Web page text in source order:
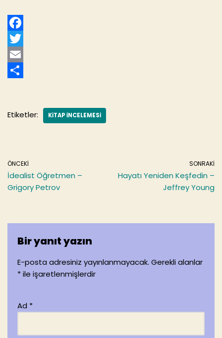
F
a
c
o
T
w
t
E
ia
Etiketler: KITAP INCELEMESI
ÖNCEKI
İdealist Öğretmen –
Grigory Petrov
SONRAKI
Hayatı Yeniden Keşfedin –
Jeffrey Young
Bir yanıt yazın
E-posta adresiniz yayınlanmayacak. Gerekli alanlar
*ile işaretlenmişlerdir
Ad *